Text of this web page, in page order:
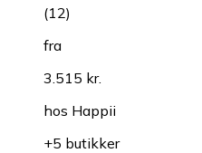
(12)
fra
3.515 kr.
hos Happii
+5 butikker